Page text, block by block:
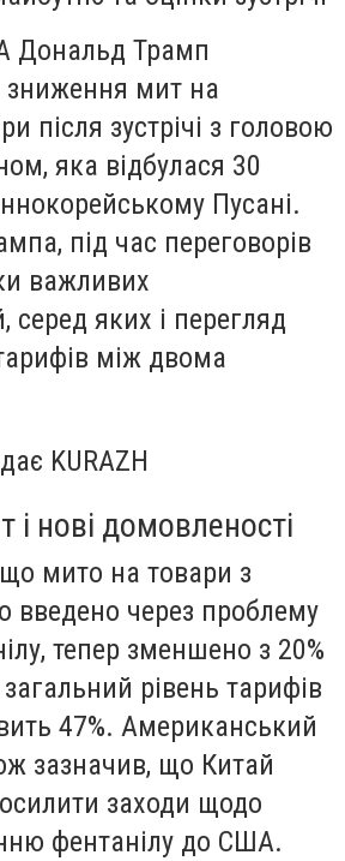
Дональд Трамп
зниження мит на
після зустрічі з головою
яка відбулася 30
Пусані.
під час переговорів
важливих
серед яких і перегляд
між двома
KURAZH
нові домовленості
мито на товари з
введено через проблему
тепер зменшено з 20%
рівень тарифів
47%. Американський
зазначив, що Китай
заходи щодо
фентанілу до США.